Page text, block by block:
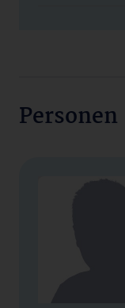
Personen